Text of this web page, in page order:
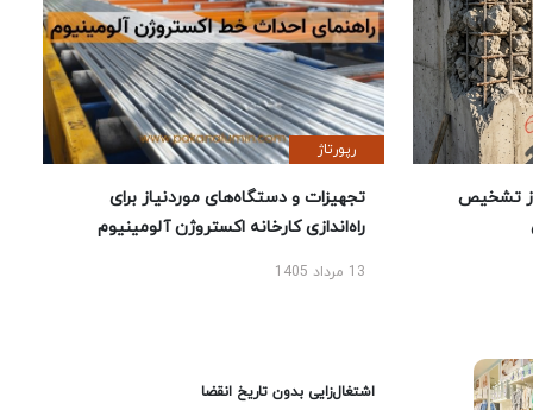
تشخیص
رپورتاژ
تجهیزات و دستگاه‌های موردنیاز برای
راه‌اندازی کارخانه اکستروژن آلومینیوم
13 مرداد 1405
اشتغال‌زایی بدون تاریخ انقضا